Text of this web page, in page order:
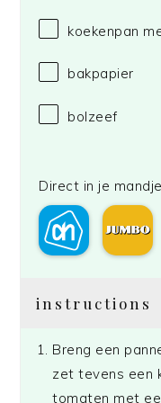
koekenpan
bakpapier
bolzeef
Direct in je
instructions
Breng een
zet tevens een
tomaten met